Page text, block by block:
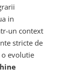
in
un context
stricte de
evolutie